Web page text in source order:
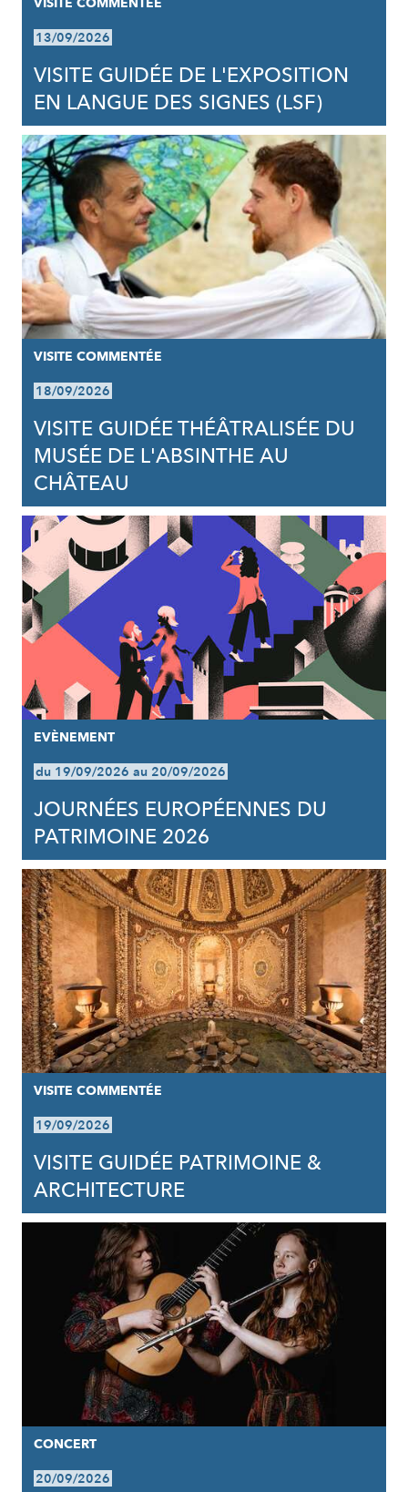
13/09/2026
VISITE GUIDÉE DE L'EXPOSITION
EN LANGUE DES SIGNES (LSF)
VISITE COMMENTÉE
18/09/2026
VISITE GUIDÉE THÉÂTRALISÉE DU
MUSÉE DE L'ABSINTHE AU
CHÂTEAU
EVÈNEMENT
du 19/09/2026 au 20/09/2026
JOURNÉES EUROPÉENNES DU
PATRIMOINE 2026
VISITE COMMENTÉE
19/09/2026
VISITE GUIDÉE PATRIMOINE &
ARCHITECTURE
CONCERT
20/09/2026